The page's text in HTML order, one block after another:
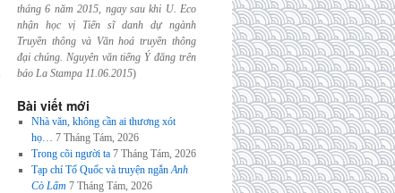
tháng 6 năm 2015, ngay sau khi U. Eco
nhận học vị Tiến sĩ danh dự ngành
Truyền thông và Văn hoá truyền thông
đại chúng. Nguyên văn tiếng Ý đăng trên
báo La Stampa 11.06.2015)
Bài viết mới
Nhà văn, không cần ai thương xót
họ… 7 Tháng Tám, 2026
Trong cõi người ta 7 Tháng Tám, 2026
Tạp chí Tổ Quốc và truyện ngắnAnh
Cò Lấm 7 Tháng Tám, 2026